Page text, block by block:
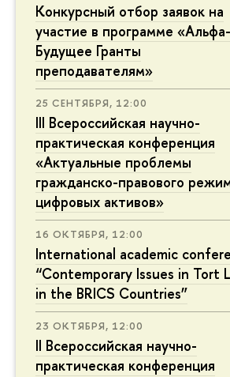
Конкурсный отбор заявок на
участие в программе «Альфа-
Будущее Гранты
преподавателям»
25 СЕНТЯБРЯ, 12:00
III Всероссийская научно-
практическая конференция
«Актуальные проблемы
гражданско-правового
цифровых активов»
16 ОКТЯБРЯ, 12:00
International academic
“Contemporary Issues in Tort
in the BRICS Countries”
23 ОКТЯБРЯ, 12:00
II Всероссийская научно-
практическая конференция